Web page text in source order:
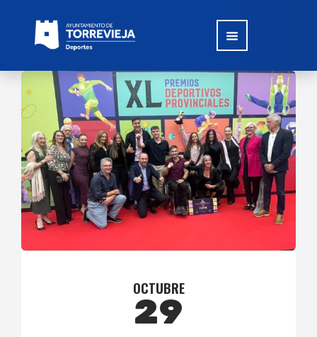
OCTUBRE
29